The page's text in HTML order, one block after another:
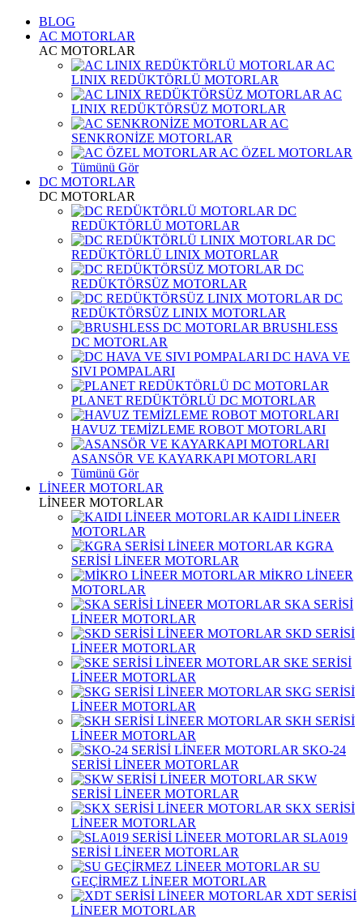
BLOG
AC MOTORLAR
AC MOTORLAR
AC
LINIX REDÜKTÖRLÜ MOTORLAR
AC
LINIX REDÜKTÖRSÜZ MOTORLAR
AC
SENKRONİZE MOTORLAR
AC ÖZEL MOTORLAR
Tümünü Gör
DC MOTORLAR
DC MOTORLAR
DC
REDÜKTÖRLÜ MOTORLAR
DC
REDÜKTÖRLÜ LINIX MOTORLAR
DC
REDÜKTÖRSÜZ MOTORLAR
DC
REDÜKTÖRSÜZ LINIX MOTORLAR
BRUSHLESS
DC MOTORLAR
DC HAVA VE
SIVI POMPALARI
PLANET REDÜKTÖRLÜ DC MOTORLAR
HAVUZ TEMİZLEME ROBOT MOTORLARI
ASANSÖR VE KAYARKAPI MOTORLARI
Tümünü Gör
LİNEER MOTORLAR
LİNEER MOTORLAR
KAIDI LİNEER
MOTORLAR
KGRA
SERİSİ LİNEER MOTORLAR
MİKRO LİNEER
MOTORLAR
SKA SERİSİ
LİNEER MOTORLAR
SKD SERİSİ
LİNEER MOTORLAR
SKE SERİSİ
LİNEER MOTORLAR
SKG SERİSİ
LİNEER MOTORLAR
SKH SERİSİ
LİNEER MOTORLAR
SKO-24
SERİSİ LİNEER MOTORLAR
SKW
SERİSİ LİNEER MOTORLAR
SKX SERİSİ
LİNEER MOTORLAR
SLA019
SERİSİ LİNEER MOTORLAR
SU
GEÇİRMEZ LİNEER MOTORLAR
XDT SERİSİ
LİNEER MOTORLAR